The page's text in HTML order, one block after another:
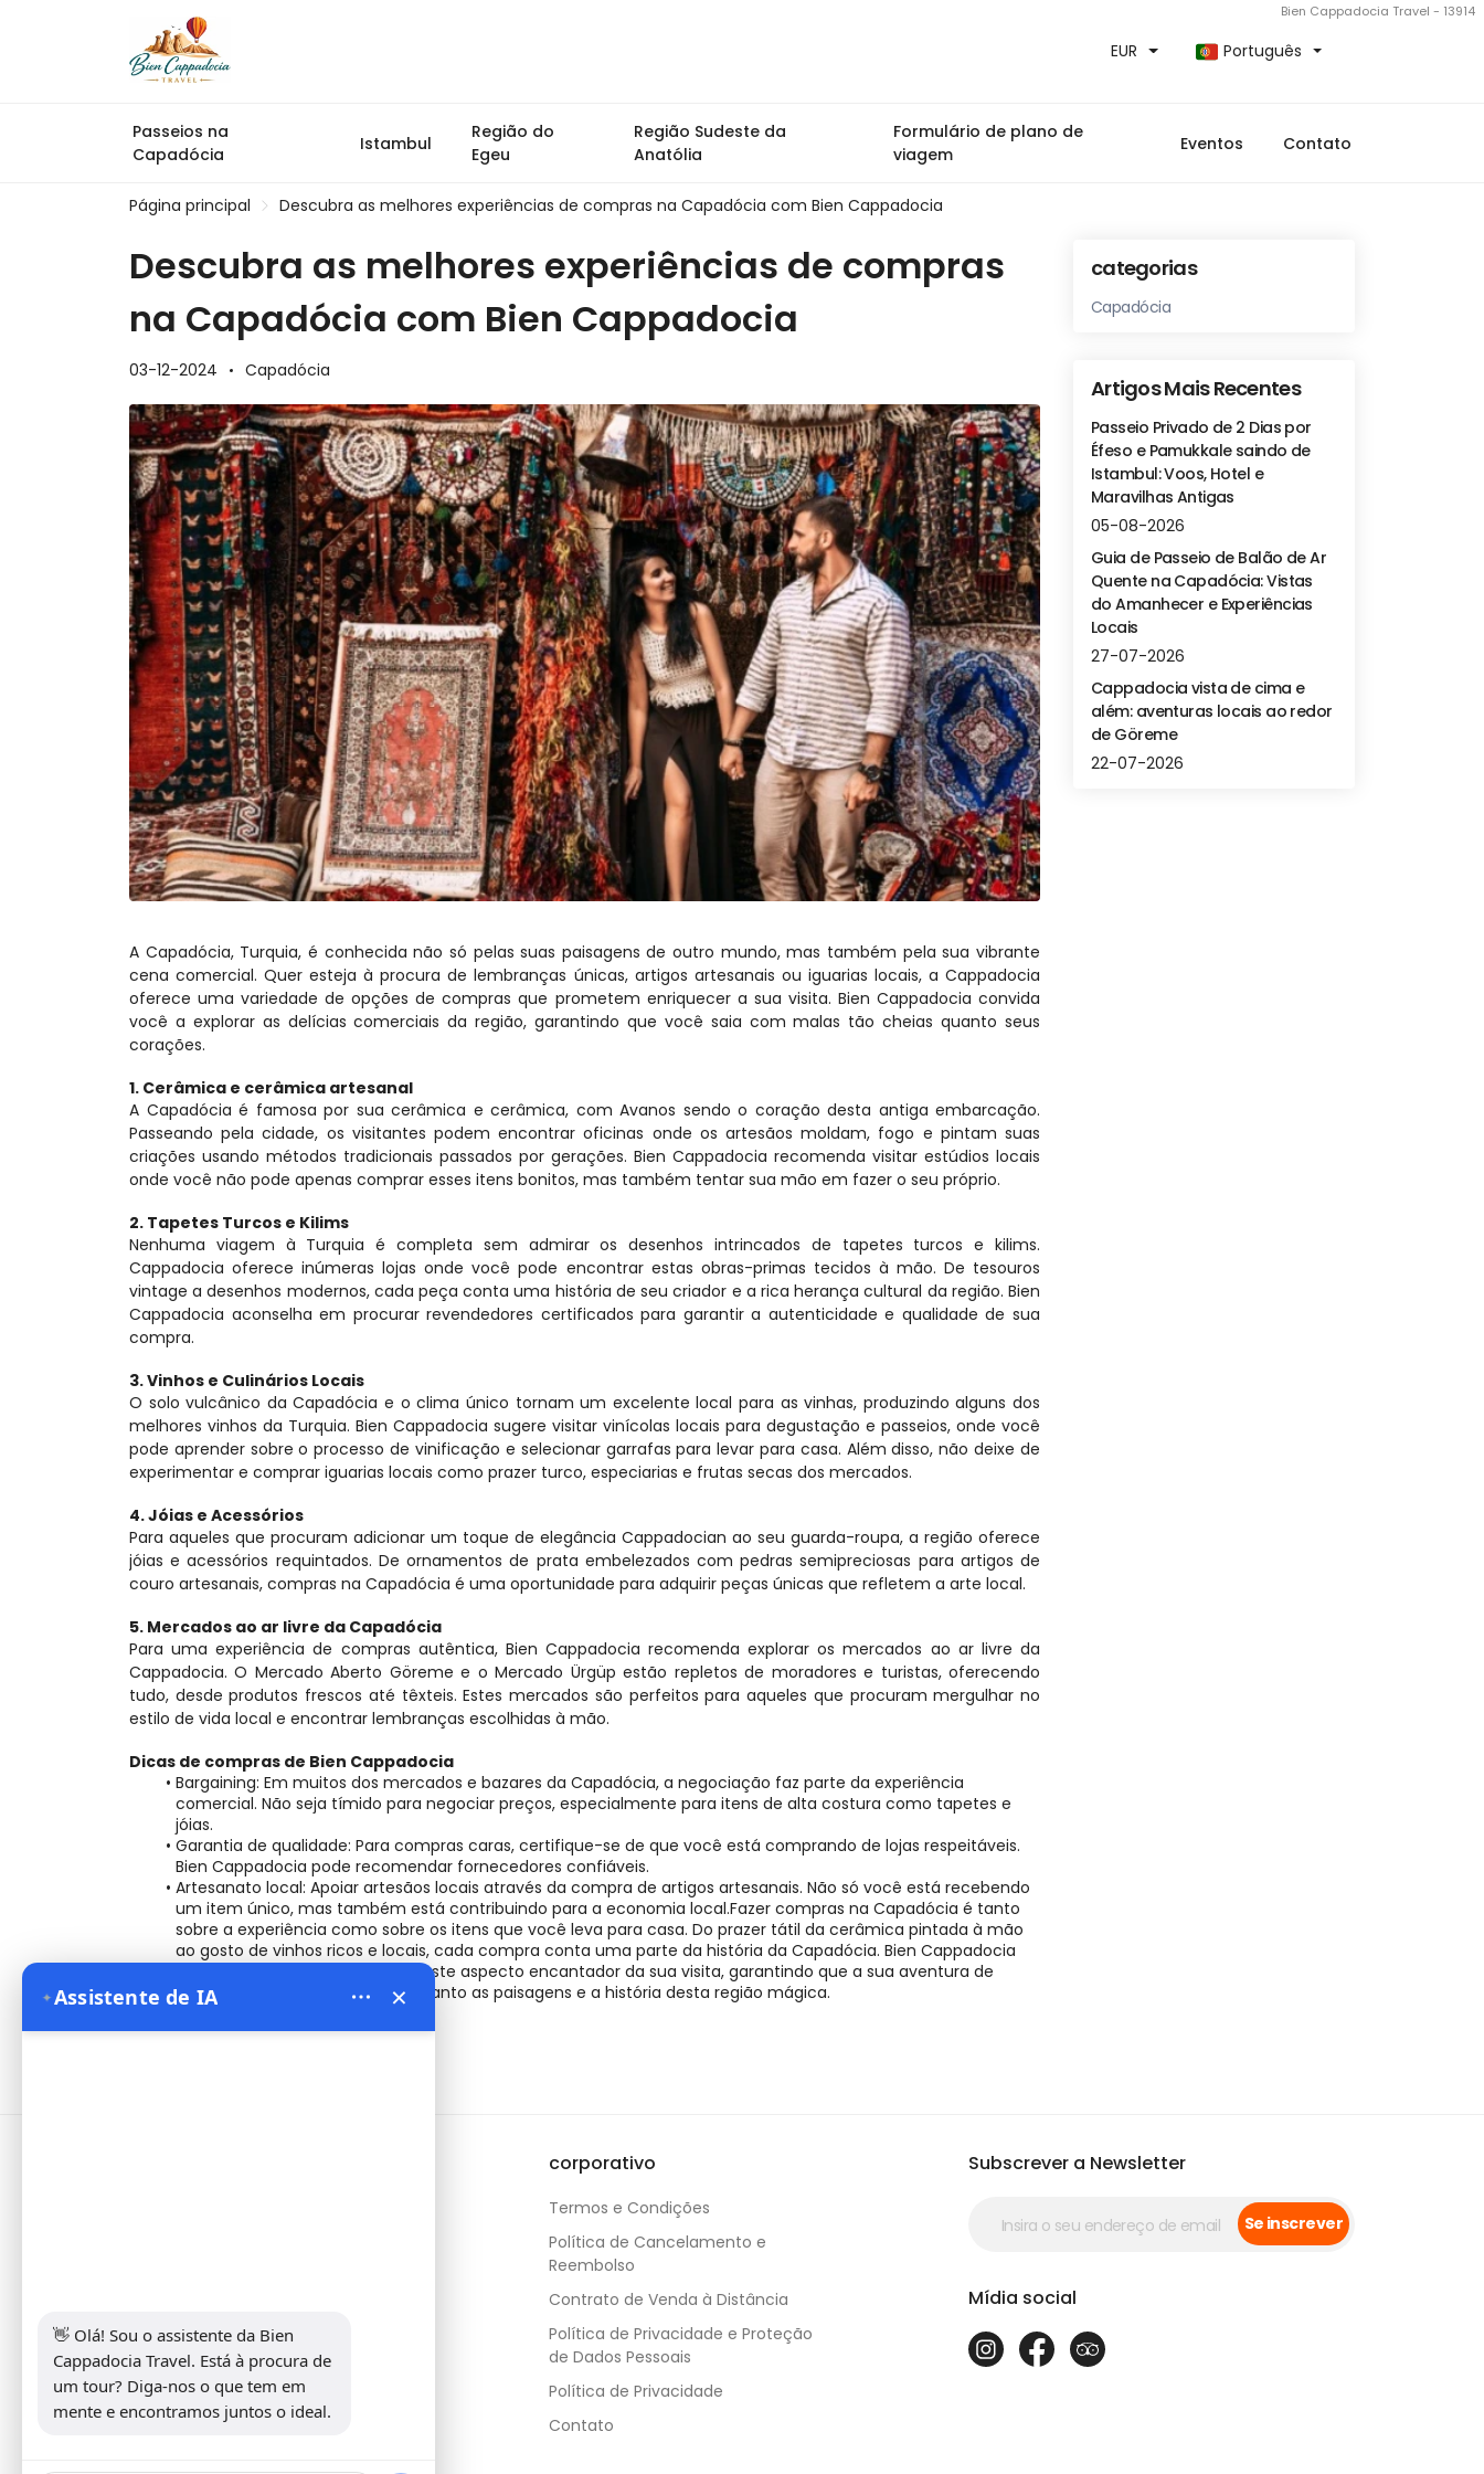
Bien Cappadocia Travel - 13914
EUR Português
Passeios na
Capadócia
Istambul
Região do
Egeu
Região Sudeste da
Anatólia
Formulário de plano de
viagem
Eventos Contato
Página principal Descubra as melhores experiências de compras na Capadócia com Bien Cappadocia
Descubra as melhores experiências de compras
na Capadócia com Bien Cappadocia
03-12-2024 Capadócia
A Capadócia, Turquia, é conhecida não só pelas suas paisagens de outro mundo, mas também pela sua vibrante
cena comercial. Quer esteja à procura de lembranças únicas, artigos artesanais ou iguarias locais, a Cappadocia
oferece uma variedade de opções de compras que prometem enriquecer a sua visita. Bien Cappadocia convida
você a explorar as delícias comerciais da região, garantindo que você saia com malas tão cheias quanto seus
corações.
1. Cerâmica e cerâmica artesanal
A Capadócia é famosa por sua cerâmica e cerâmica, com Avanos sendo o coração desta antiga embarcação.
Passeando pela cidade, os visitantes podem encontrar oficinas onde os artesãos moldam, fogo e pintam suas
criações usando métodos tradicionais passados por gerações. Bien Cappadocia recomenda visitar estúdios locais
onde você não pode apenas comprar esses itens bonitos, mas também tentar sua mão em fazer o seu próprio.
2. Tapetes Turcos e Kilims
Nenhuma viagem à Turquia é completa sem admirar os desenhos intrincados de tapetes turcos e kilims.
Cappadocia oferece inúmeras lojas onde você pode encontrar estas obras-primas tecidos à mão. De tesouros
vintage a desenhos modernos, cada peça conta uma história de seu criador e a rica herança cultural da região. Bien
Cappadocia aconselha em procurar revendedores certificados para garantir a autenticidade e qualidade de sua
compra.
3. Vinhos e Culinários Locais
O solo vulcânico da Capadócia e o clima único tornam um excelente local para as vinhas, produzindo alguns dos
melhores vinhos da Turquia. Bien Cappadocia sugere visitar vinícolas locais para degustação e passeios, onde você
pode aprender sobre o processo de vinificação e selecionar garrafas para levar para casa. Além disso, não deixe de
experimentar e comprar iguarias locais como prazer turco, especiarias e frutas secas dos mercados.
4. Jóias e Acessórios
Para aqueles que procuram adicionar um toque de elegância Cappadocian ao seu guarda-roupa, a região oferece
jóias e acessórios requintados. De ornamentos de prata embelezados com pedras semipreciosas para artigos de
couro artesanais, compras na Capadócia é uma oportunidade para adquirir peças únicas que refletem a arte local.
5. Mercados ao ar livre da Capadócia
Para uma experiência de compras autêntica, Bien Cappadocia recomenda explorar os mercados ao ar livre da
Cappadocia. O Mercado Aberto Göreme e o Mercado Ürgüp estão repletos de moradores e turistas, oferecendo
tudo, desde produtos frescos até têxteis. Estes mercados são perfeitos para aqueles que procuram mergulhar no
estilo de vida local e encontrar lembranças escolhidas à mão.
Dicas de compras de Bien Cappadocia
Bargaining: Em muitos dos mercados e bazares da Capadócia, a negociação faz parte da experiência
comercial. Não seja tímido para negociar preços, especialmente para itens de alta costura como tapetes e
jóias.
Garantia de qualidade: Para compras caras, certifique-se de que você está comprando de lojas respeitáveis.
Bien Cappadocia pode recomendar fornecedores confiáveis.
Artesanato local: Apoiar artesãos locais através da compra de artigos artesanais. Não só você está recebendo
um item único, mas também está contribuindo para a economia local.Fazer compras na Capadócia é tanto
sobre a experiência como sobre os itens que você leva para casa. Do prazer tátil da cerâmica pintada à mão
ao gosto de vinhos ricos e locais, cada compra conta uma parte da história da Capadócia. Bien Cappadocia
orgulha-se de guiá-lo através deste aspecto encantador da sua visita, garantindo que a sua aventura de
compras seja tão memorável quanto as paisagens e a história desta região mágica.
categorias
Capadócia
Artigos Mais Recentes
Passeio Privado de 2 Dias por
Éfeso e Pamukkale saindo de
Istambul: Voos, Hotel e
Maravilhas Antigas
05-08-2026
Guia de Passeio de Balão de Ar
Quente na Capadócia: Vistas
do Amanhecer e Experiências
Locais
27-07-2026
Cappadocia vista de cima e
além: aventuras locais ao redor
de Göreme
22-07-2026
corporativo
Termos e Condições
Política de Cancelamento e
Reembolso
Contrato de Venda à Distância
Política de Privacidade e Proteção
de Dados Pessoais
Política de Privacidade
Contato
Subscrever a Newsletter
Se inscrever
Mídia social
✦Assistente de IA ×
👋 Olá! Sou o assistente da Bien
Cappadocia Travel. Está à procura de
um tour? Diga-nos o que tem em
mente e encontramos juntos o ideal.